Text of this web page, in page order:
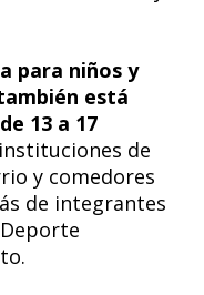
para niños y
está
13 a 17
de
y comedores
de integrantes